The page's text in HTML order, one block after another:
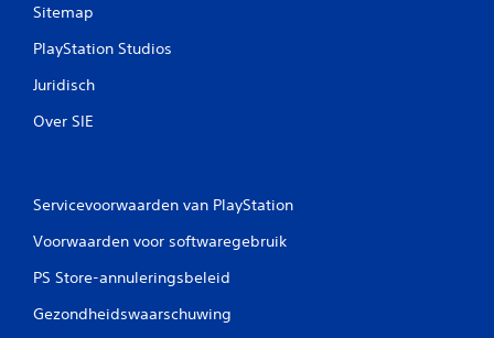
Sitemap
PlayStation Studios
Juridisch
Over SIE
Servicevoorwaarden van PlayStation
Voorwaarden voor softwaregebruik
PS Store-annuleringsbeleid
Gezondheidswaarschuwing